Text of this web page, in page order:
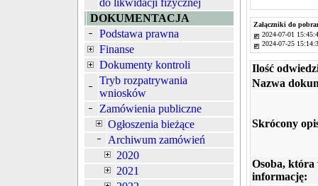
do likwidacji fizycznej
DOKUMENTACJA
Podstawa prawna
Finanse
Dokumenty kontroli
Tryb rozpatrywania
wniosków
Zamówienia publiczne
Ogłoszenia bieżące
Archiwum zamówień
2020
2021
Załączniki do
2024-07-01
2024-07-25
Ilość
Nazwa
Skrócony
Osoba, która
informację: